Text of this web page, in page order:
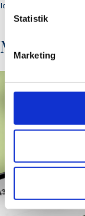
Statistik
Marketing
Idea development
More cases